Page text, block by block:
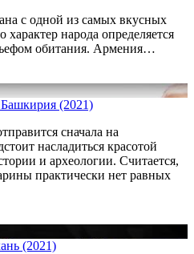
с одной из самых вкусных
характер народа определяется
обитания. Армения…
(2021)
сначала на
насладиться красотой
и археологии. Считается,
практически нет равных
(2021)